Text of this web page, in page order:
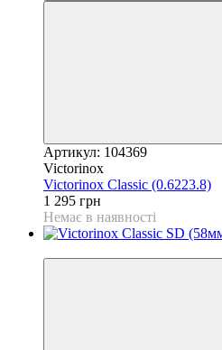
Артикул: 104369
Victorinox
Victorinox Classic (0.6223.8)
1 295 грн
Немає в наявності